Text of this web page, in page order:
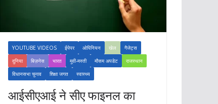
YOUTUBE VIDEOS ईपेपर ओपिनियन खेल
गैजेट्स
दुनिया
बिज़नेस भारत मूवी-मस्ती मौसम अपडेट
राजस्थान
विधानसभा चुनाव
शिक्षा जगत स्वास्थ्य
आईसीएआई ने सीए फाइनल का